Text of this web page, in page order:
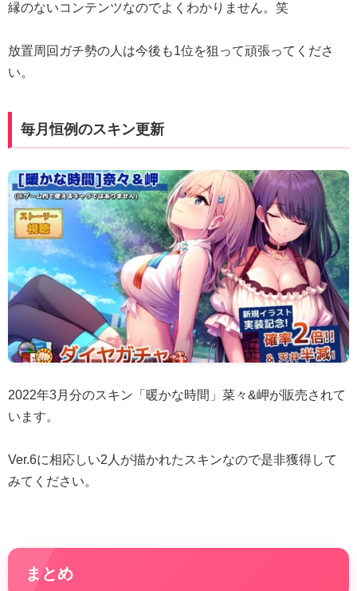
縁のないコンテンツなのでよくわかりません。笑
放置周回ガチ勢の人は今後も1位を狙って頑張ってくださ
い。
毎月恒例のスキン更新
2022年3月分のスキン「暖かな時間」菜々&岬が販売されて
います。
Ver.6に相応しい2人が描かれたスキンなので是非獲得して
みてください。
まとめ